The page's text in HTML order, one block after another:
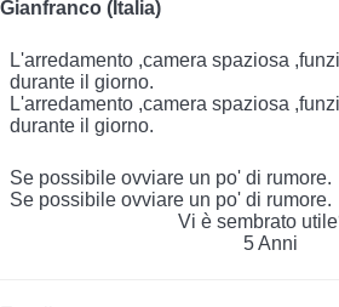
Gianfranco (Italia)
L'arredamento ,camera spaziosa
durante il giorno.
L'arredamento ,camera spaziosa
durante il giorno.
Se possibile ovviare un po' di rumore.
Se possibile ovviare un po' di rumore.
Vi è sembrato
5 Anni